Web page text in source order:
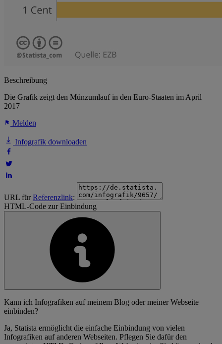
Beschreibung
Die Grafik zeigt den Münzumlauf in den Euro-Staaten im April
2017
Melden
Infografik downloaden
URL fürReferenzlink:
HTML-Code zur Einbindung
Kann ich Infografiken auf meinem Blog oder meiner Webseite
einbinden?
Ja, Statista ermöglicht die einfache Einbindung von vielen
Infografiken auf anderen Webseiten. Pflegen Sie dafür den